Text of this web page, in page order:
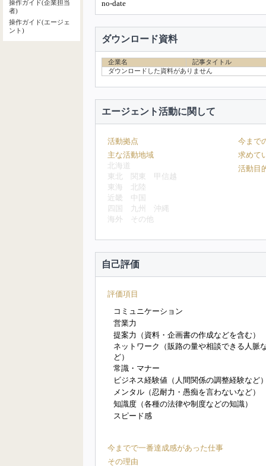
操作ガイド(企業担当
者)
操作ガイド(エージェ
ント)
no-date
ダウンロード資料
企業名
記事タイトル
ダウンロードした資料がありません
エージェント活動に関して
活動拠点
主な活動地域
北海道
東北
関東
甲信越
東海
北陸
近畿
中国
四国
九州
沖縄
海外
その他
今まで
求めて
活動目
自己評価
評価項目
コミュニケーション
営業力
提案力（資料・企画書の作成などを含む）
ネットワーク（販路の量や相談できる人脈
ど）
常識・マナー
ビジネス経験値（人間関係の調整経験など
メンタル（忍耐力・愚痴を言わないなど）
知識度（各種の法律や制度などの知識）
スピード感
今までで一番達成感があった仕事
その理由